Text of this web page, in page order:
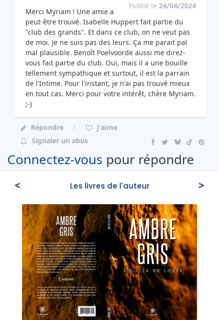
Publié le 24/04/2024
Merci Myriam ! Une amie a
peut-être trouvé. Isabelle Huppert fait partie du
"club des grands". Et dans ce club, on ne veut pas
de moi. Je ne suis pas des leurs. Ça me parait pal
mal plausible. Benoît Poelvoorde aussi me direz-
vous fait partie du club. Oui, mais il a une bouille
tellement sympathique et surtout, il est la parrain
de l'Intime. Pour l'instant, je n'ai pas trouvé mieux
en tout cas. Merci pour votre intérêt, chère Myriam.
;-)
Répondre
J'aime
Signaler un abus
Connectez-vous pour répondre
< Les livres de l'auteur >